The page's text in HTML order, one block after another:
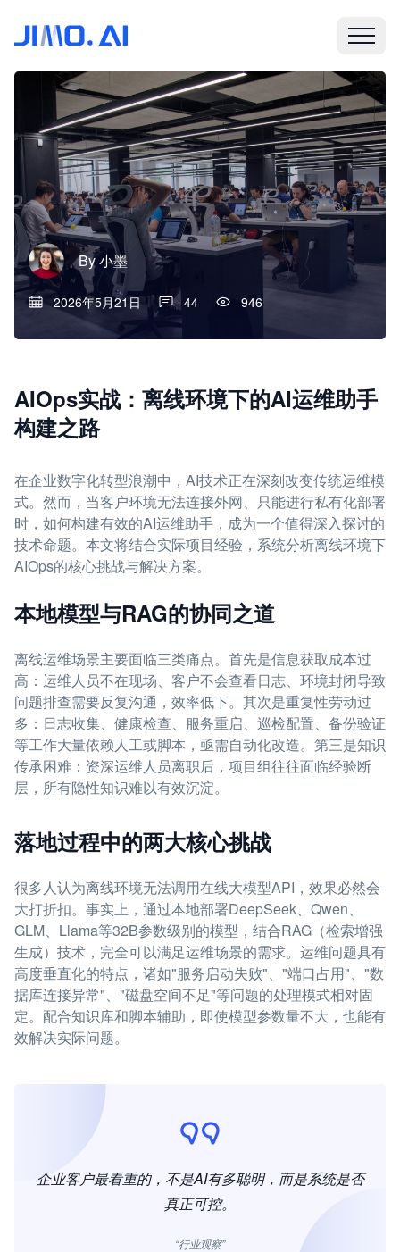
By小墨
2026年5月21日 44 946
AIOps实战：离线环境下的AI运维助手
构建之路
在企业数字化转型浪潮中，AI技术正在深刻改变传统运维模
式。然而，当客户环境无法连接外网、只能进行私有化部署
时，如何构建有效的AI运维助手，成为一个值得深入探讨的
技术命题。本文将结合实际项目经验，系统分析离线环境下
AIOps的核心挑战与解决方案。
本地模型与RAG的协同之道
离线运维场景主要面临三类痛点。首先是信息获取成本过
高：运维人员不在现场、客户不会查看日志、环境封闭导致
问题排查需要反复沟通，效率低下。其次是重复性劳动过
多：日志收集、健康检查、服务重启、巡检配置、备份验证
等工作大量依赖人工或脚本，亟需自动化改造。第三是知识
传承困难：资深运维人员离职后，项目组往往面临经验断
层，所有隐性知识难以有效沉淀。
落地过程中的两大核心挑战
很多人认为离线环境无法调用在线大模型API，效果必然会
大打折扣。事实上，通过本地部署DeepSeek、Qwen、
GLM、Llama等32B参数级别的模型，结合RAG（检索增强
生成）技术，完全可以满足运维场景的需求。运维问题具有
高度垂直化的特点，诸如"服务启动失败"、"端口占用"、"数
据库连接异常"、"磁盘空间不足"等问题的处理模式相对固
定。配合知识库和脚本辅助，即使模型参数量不大，也能有
效解决实际问题。
企业客户最看重的，不是AI有多聪明，而是系统是否
真正可控。
“行业观察”